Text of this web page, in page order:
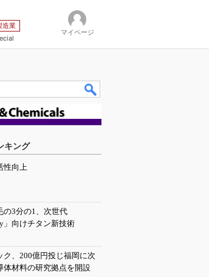
造業
マイページ
キング
性向上
の3分の1、次世代
」向けチタン新技術
ク、200億円投じ福岡に次
体材料の研究拠点を開設